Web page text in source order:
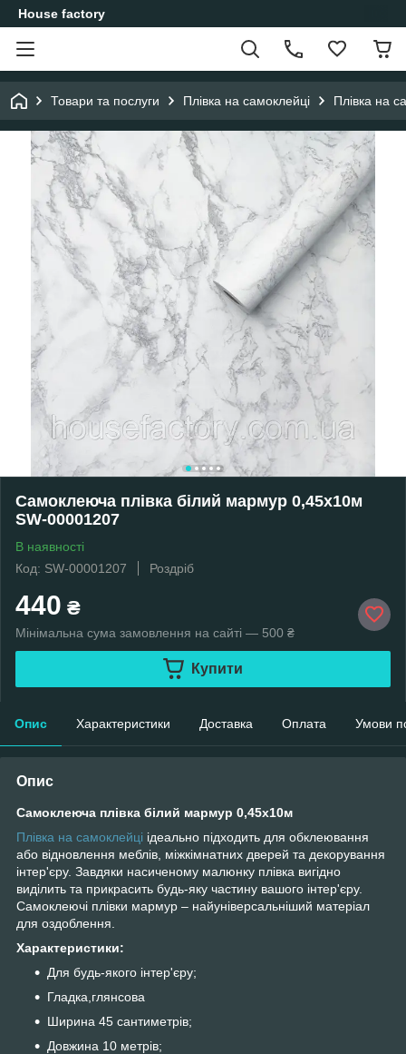
House factory
Товари та послуги Плівка на самоклейці Плівка на
Самоклеюча плівка білий мармур 0,45х10м
SW-00001207
В наявності
Код: SW-00001207
Роздріб
440 ₴
Мінімальна сума замовлення на сайті — 500 ₴
Купити
Опис Характеристики Доставка Оплата Умови
Опис
Самоклеюча плівка білий мармур 0,45х10м
Плівка на самоклейці ідеально підходить для обклеювання
або відновлення меблів, міжкімнатних дверей та декорування
інтер'єру. Завдяки насиченому малюнку плівка вигідно
виділить та прикрасить будь-яку частину вашого інтер'єру.
Самоклеючі плівки мармур – найуніверсальніший матеріал
для оздоблення.
Характеристики:
Для будь-якого інтер'єру;
Гладка,глянсова
Ширина 45 сантиметрів;
Довжина 10 метрів;